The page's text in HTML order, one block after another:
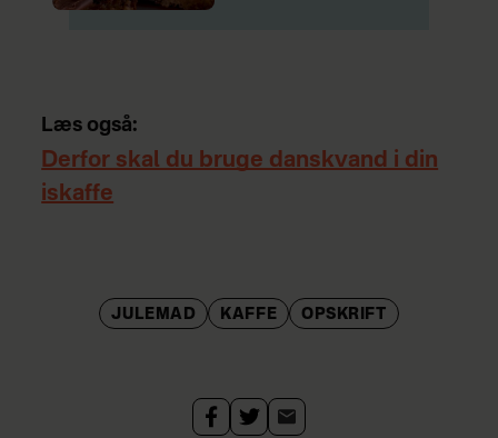
Læs også:
Derfor skal du bruge danskvand i din
iskaffe
JULEMAD KAFFE OPSKRIFT